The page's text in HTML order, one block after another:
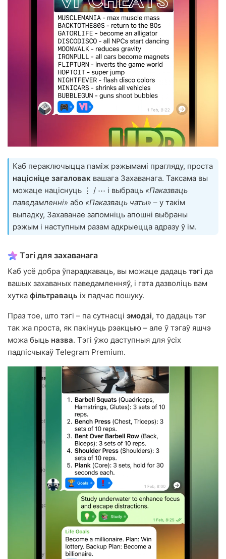
Каб пераключыцца паміж рэжымамі прагляду, проста
націсніце загаловак вашага Захаванага. Таксама вы
можаце націснуць ⋮ / ⋯ і выбраць «Паказваць
паведамленні» або «Паказваць чаты» – у такім
выпадку, Захаванае запомніць апошні выбраны
рэжым і наступным разам адкрыецца адразу ў ім.
Тэгі для захаванага
Каб усё добра ўпарадкаваць, вы можаце дадаць тэгі да
вашых захаваных паведамленняў, і гэта дазволіць вам
хутка фільтраваць іх падчас пошуку.
Праз тое, што тэгі – па сутнасці эмодзі, то дадаць тэг
так жа проста, як пакінуць рэакцыю – але ў тэгаў яшчэ
можа быць назва. Тэгі ўжо даступныя для ўсіх
падпісчыкаў Telegram Premium.